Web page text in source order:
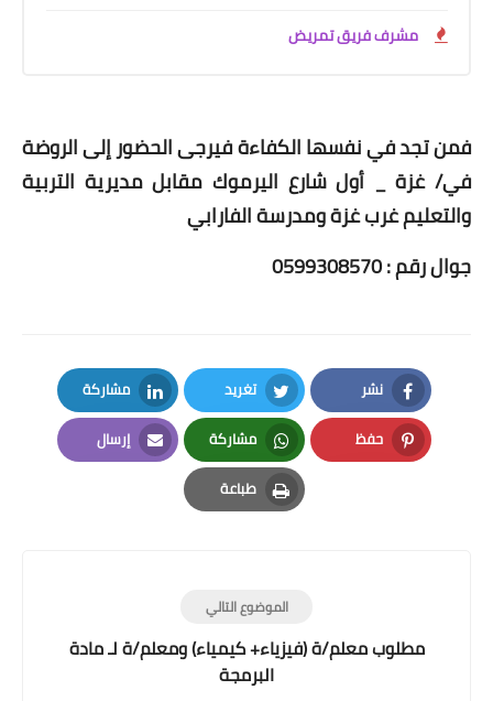
مشرف فريق تمريض
فمن تجد في نفسها الكفاءة فيرجى الحضور إلى الروضة
في/ غزة _ أول شارع اليرموك مقابل مديرية التربية
والتعليم غرب غزة ومدرسة الفارابي
جوال رقم : 0599308570
نشر
Facebook
تغريد
Twitter
مشاركة
LinkedIn
حفظ
Pinterest
مشاركة
Whatsapp
إرسال
Email
طباعة
Print
الموضوع التالي
مطلوب معلم/ة (فيزياء+ كيمياء) ومعلم/ة لـ مادة
البرمجة